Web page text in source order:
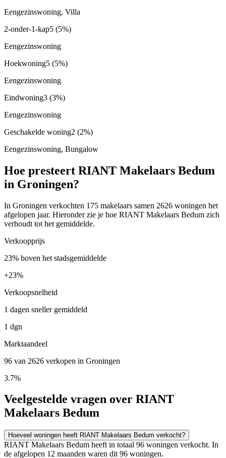
Eengezinswoning, Villa
2-onder-1-kap5 (5%)
Eengezinswoning
Hoekwoning5 (5%)
Eengezinswoning
Eindwoning3 (3%)
Eengezinswoning
Geschakelde woning2 (2%)
Eengezinswoning, Bungalow
Hoe presteert RIANT Makelaars Bedum
in Groningen?
In Groningen verkochten 175 makelaars samen 2626 woningen het
afgelopen jaar. Hieronder zie je hoe RIANT Makelaars Bedum zich
verhoudt tot het gemiddelde.
Verkoopprijs
23% boven het stadsgemiddelde
+23%
Verkoopsnelheid
1 dagen sneller gemiddeld
1 dgn
Marktaandeel
96 van 2626 verkopen in Groningen
3.7%
Veelgestelde vragen over RIANT
Makelaars Bedum
Hoeveel woningen heeft RIANT Makelaars Bedum verkocht?
RIANT Makelaars Bedum heeft in totaal 96 woningen verkocht. In
de afgelopen 12 maanden waren dit 96 woningen.